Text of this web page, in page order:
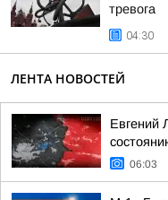
тревога
04:30
ЛЕНТА НОВОСТЕЙ
Евгений
06:03